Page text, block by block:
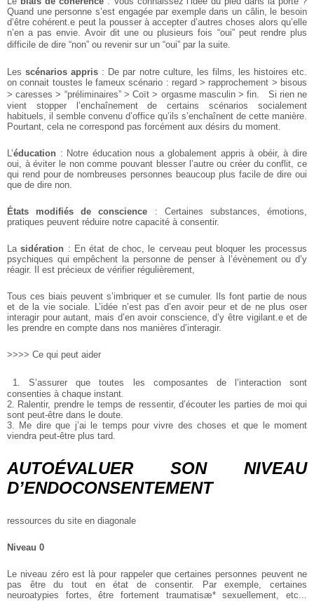
Quand une personne s’est engagée par exemple dans un câlin, le besoin
d’être cohérent.e peut la pousser à accepter d’autres choses alors qu’elle
n’en a pas envie. Avoir dit une ou plusieurs fois “oui” peut rendre plus
difficile de dire “non” ou revenir sur un “oui” par la suite.
Lesscénarios appris : De par notre culture, les films, les histoires etc.
on connait toustes le fameux scénario : regard > rapprochement > bisous
> caresses > “préliminaires” > Coït > orgasme masculin > fin. Si rien ne
vient stopper l’enchaînement de certains scénarios socialement
habituels, il semble convenu d’office qu’ils s’enchaînent de cette manière.
Pourtant, cela ne correspond pas forcément aux désirs du moment.
L’éducation : Notre éducation nous a globalement appris à obéir, à dire
oui, à éviter le non comme pouvant blesser l’autre ou créer du conflit, ce
qui rend pour de nombreuses personnes beaucoup plus facile de dire oui
que de dire non.
États modifiés de conscience : Certaines substances, émotions,
pratiques peuvent réduire notre capacité à consentir.
Lasidération : En état de choc, le cerveau peut bloquer les processus
psychiques qui empêchent la personne de penser à l’évènement ou d’y
réagir. Il est précieux de vérifier régulièrement,
Tous ces biais peuvent s’imbriquer et se cumuler. Ils font partie de nous
et de la vie sociale. L’idée n’est pas d’en avoir peur et de ne plus oser
interagir pour autant, mais d’en avoir conscience, d’y être vigilant.e et de
les prendre en compte dans nos manières d’interagir.
>>>> Ce qui peut aider
1. S’assurer que toutes les composantes de l’interaction sont
consenties à chaque instant.
2. Ralentir, prendre le temps de ressentir, d’écouter les parties de moi qui
sont peut-être dans le doute.
3. Me dire que j’ai le temps pour vivre des choses et que le moment
viendra peut-être plus tard.
AUTOÉVALUER SON NIVEAU
D’ENDOCONSENTEMENT
ressources du site en diagonale
Niveau 0
Le niveau zéro est là pour rappeler que certaines personnes peuvent ne
pas être du tout en état de consentir. Par exemple, certaines
neuroatypies fortes, être fortement traumatisæ* sexuellement, etc...